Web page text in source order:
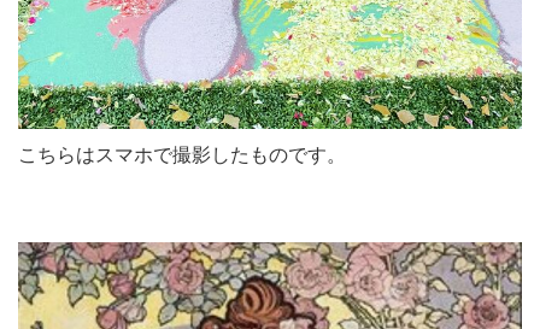
こちらはスマホで撮影したものです。